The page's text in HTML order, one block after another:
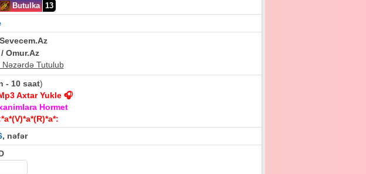
Butulka 13
Omur.Az
Nəzərdə Tutulub
- 10 saat)
Axtar Yukle 🎧
Hormet
, nəfər